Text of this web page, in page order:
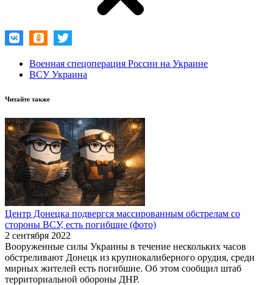
Военная спецоперация России на Украине
ВСУ Украина
Читайте также
Центр Донецка подвергся массированным обстрелам со
стороны ВСУ, есть погибшие (фото)
2 сентября 2022
Вооруженные силы Украины в течение нескольких часов
обстреливают Донецк из крупнокалиберного орудия, среди
мирных жителей есть погибшие. Об этом сообщил штаб
территориальной обороны ДНР.